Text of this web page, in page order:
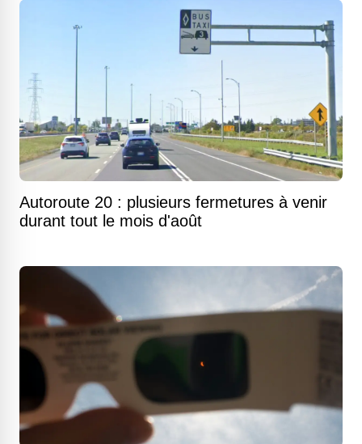
Autoroute 20 : plusieurs fermetures à venir
durant tout le mois d'août